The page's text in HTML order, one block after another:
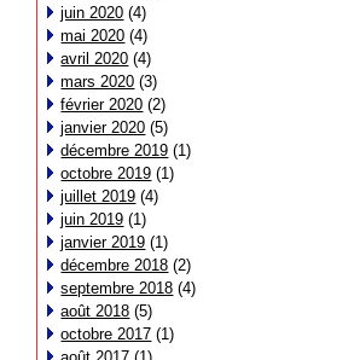
juin 2020 (4)
mai 2020 (4)
avril 2020 (4)
mars 2020 (3)
février 2020 (2)
janvier 2020 (5)
décembre 2019 (1)
octobre 2019 (1)
juillet 2019 (4)
juin 2019 (1)
janvier 2019 (1)
décembre 2018 (2)
septembre 2018 (4)
août 2018 (5)
octobre 2017 (1)